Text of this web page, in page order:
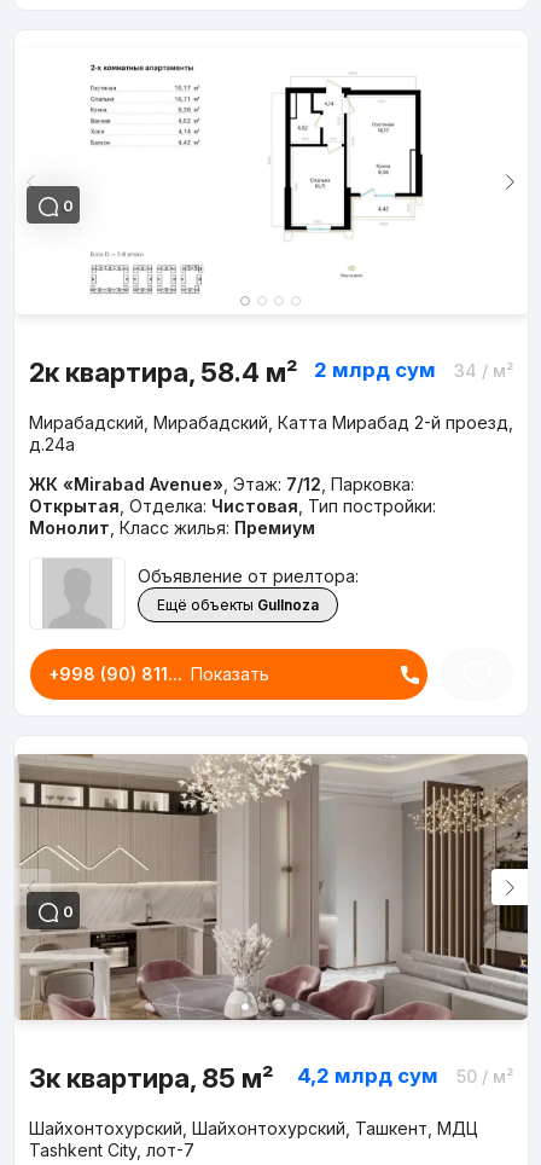
0
2к квартира, 58.4 м² 2 млрд сум 34 / м²
Мирабадский, Мирабадский, Катта Мирабад 2-й проезд,
д.24a
ЖК «Mirabad Avenue» Этаж: 7/12 Парковка:
Открытая Отделка: Чистовая Тип постройки:
Монолит Класс жилья: Премиум
Объявление от риелтора:
Ещё объекты Gullnoza
+998 (90) 811... Показать
0
3к квартира, 85 м² 4,2 млрд сум 50/ м²
Шайхонтохурский, Шайхонтохурский, Ташкент, МДЦ
Tashkent City, лот-7